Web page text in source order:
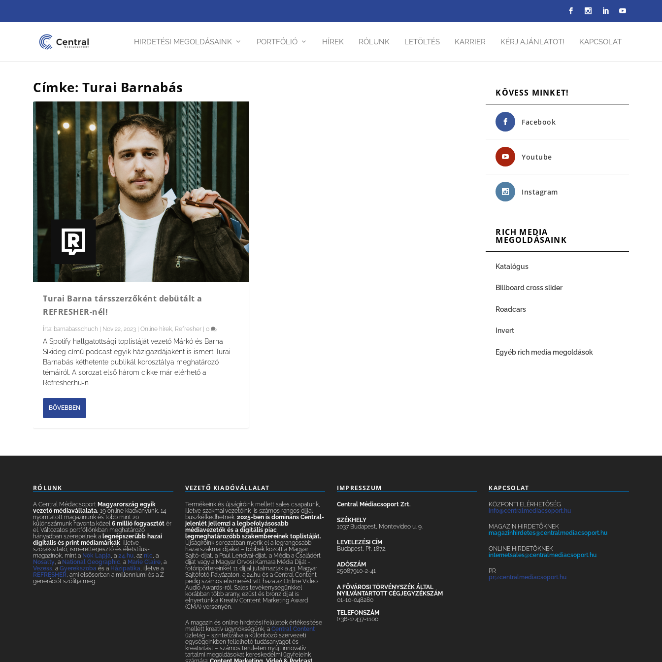
HIRDETÉSI MEGOLDÁSAINK PORTFÓLIÓ HÍREK RÓLUNK LETÖLTÉS KARRIER KÉRJ AJÁNLATOT! KAPCSOLAT
Címke: Turai Barnabás
Turai Barna társszerzőként debütált a
REFRESHER-nél!
Írta: barnabasschuch | Nov 22, 2023 |Online hírek, Refresher |0
A Spotify hallgatottsági toplistáját vezető Márkó és Barna
Síkideg című podcast egyik házigazdájaként is ismert Turai
Barnabás kéthetente publikál korosztálya meghatározó
témáiról. A sorozat első három cikke már elérhető a
Refresher.hu-n
BŐVEBBEN
KÖVESS MINKET!
Facebook
Youtube
Instagram
RICH MEDIA
MEGOLDÁSAINK
Katalógus
Billboard cross slider
Roadcars
Invert
Egyéb rich media megoldások
RÓLUNK
A Central MédiacsoportMagyarország egyik
vezető médiavállalata. 19 online kiadványunk, 14
nyomtatott magazinunk és több mint 20
különszámunk havonta közel6 millió fogyasztót ér
el. Változatos portfóliónkban meghatározó
hányadban szerepelnek alegnépszerűbb hazai
digitális és print médiamárkák, illetve
szórakoztató, ismeretterjesztő és életstílus-
magazinok, mint a Nők Lapja, a24.hu, az nlc, a
Nosalty, a National Geographic, a Marie Claire, a
Vezess, aGyerekszoba és a Házipatika, illetve a
REFRESHER, ami elsősorban a millenniumi és a Z
generációt szólítja meg.
VEZETŐ KIADÓVÁLLALAT
Termékeink és újságíróink mellett sales csapatunk,
illetve szakmai vezetőink is számos rangos díjjal
büszkélkedhetnek. 2025-ben is domináns Central-
jelenlét jellemzi a legbefolyásosabb
médiavezetők és a digitális piac
legmeghatározóbb szakembereinek toplistáját.
Újságíróink sorozatban nyerik el a legrangosabb
hazai szakmai díjakat – többek között a Magyar
Sajtó-díjat, a Paul Lendvai-díjat, a Média a Családért
díjat vagy a Magyar Orvosi Kamara Média Díját -,
fotóriportereinket 11 díjjal jutalmazták a 43. Magyar
Sajtófotó Pályázaton, a 24.hu és a Central Content
pedig számos elismerést vitt haza az Online Video
Audio Awards-ról. Sales tevékenységünkkel
korábban több arany, ezüst és bronz díjat is
elnyertünk a Kreatív Content Marketing Award
(CMA) versenyén.
A magazin és online hirdetési felületek értékesítése
mellett kreatív ügynökségünk, a Central Content
üzletág – szintetizálva a különböző szervezeti
egységeinkben fellelhető tudásanyagot és
kreativitást – számos területen nyújt innovatív
tartalmi megoldásokat kereskedelmi ügyfeleink
IMPRESSZUM
Central Médiacsoport Zrt.
SZÉKHELY
1037 Budapest, Montevideo u. 9.
LEVELEZÉSI CÍM
Budapest, Pf. 1872.
ADÓSZÁM
25087910-2-41
A FŐVÁROSI TÖRVÉNYSZÉK ÁLTAL
NYILVÁNTARTOTT CÉGJEGYZÉKSZÁM
01-10-048280
TELEFONSZÁM
(+36-1) 437-1100
KAPCSOLAT
KÖZPONTI ELÉRHETŐSÉG
info@centralmediacsoport.hu
MAGAZIN HIRDETŐKNEK
magazinhirdetes@centralmediacsoport.hu
ONLINE HIRDETŐKNEK
internetsales@centralmediacsoport.hu
PR
pr@centralmediacsoport.hu